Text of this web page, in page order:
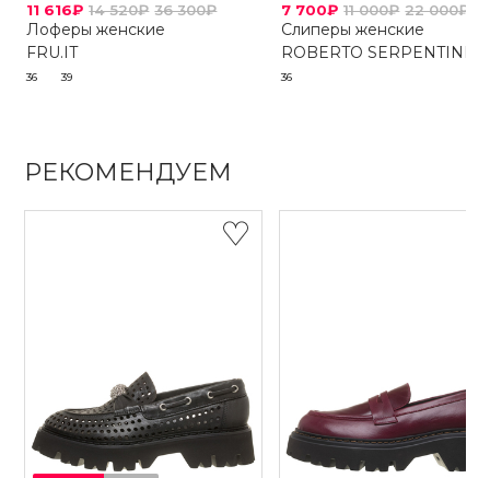
11 616₽ 14 520₽ 36 300₽
Лоферы женские
FRU.IT
36 39
7 700₽ 11 000₽ 22 000₽
Слиперы женские
ROBERTO SERPENTINI
36
РЕКОМЕНДУЕМ